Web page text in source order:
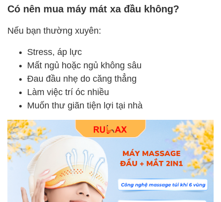
Có nên mua máy mát xa đầu không?
Nếu bạn thường xuyên:
Stress, áp lực
Mất ngủ hoặc ngủ không sâu
Đau đầu nhẹ do căng thẳng
Làm việc trí óc nhiều
Muốn thư giãn tiện lợi tại nhà